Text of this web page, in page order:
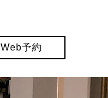
Web予約